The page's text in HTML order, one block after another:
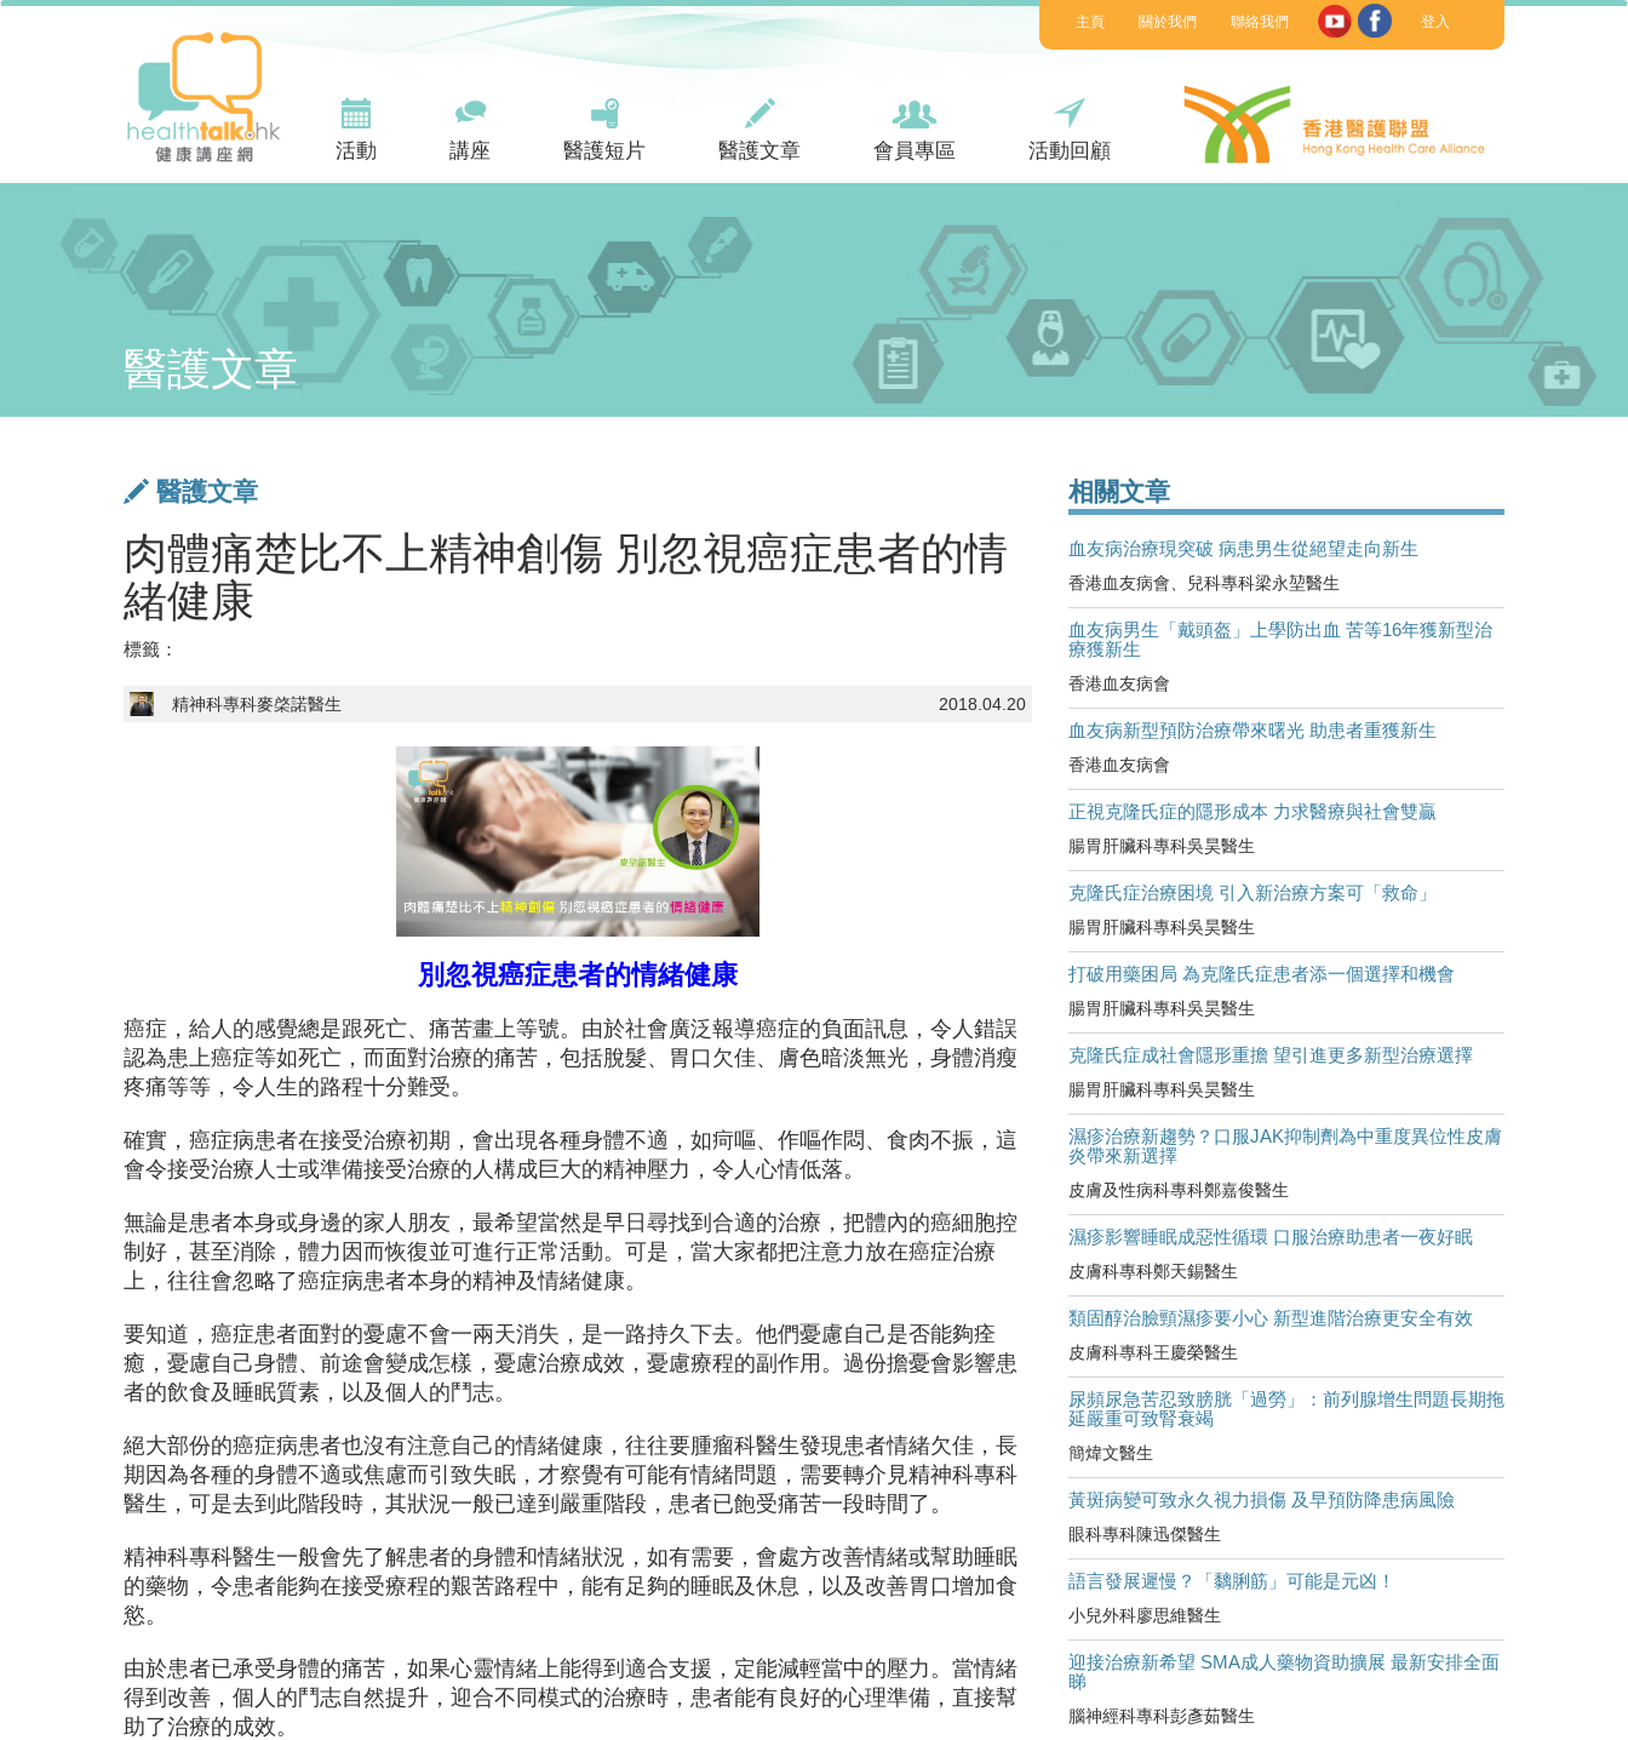
活動 講座 醫護短片 醫護文章 會員專區 活動回顧
主頁 關於我們 聯絡我們 登入
醫護文章
醫護文章
肉體痛楚比不上精神創傷 別忽視癌症患者的情
緒健康
標籤：
2018.04.20
精神科專科麥棨諾醫生
別忽視癌症患者的情緒健康
癌症，給人的感覺總是跟死亡、痛苦畫上等號。由於社會廣泛報導癌症的負面訊息，令人錯誤
認為患上癌症等如死亡，而面對治療的痛苦，包括脫髮、胃口欠佳、膚色暗淡無光，身體消瘦
疼痛等等，令人生的路程十分難受。
確實，癌症病患者在接受治療初期，會出現各種身體不適，如疴嘔、作嘔作悶、食肉不振，這
會令接受治療人士或準備接受治療的人構成巨大的精神壓力，令人心情低落。
無論是患者本身或身邊的家人朋友，最希望當然是早日尋找到合適的治療，把體內的癌細胞控
制好，甚至消除，體力因而恢復並可進行正常活動。可是，當大家都把注意力放在癌症治療
上，往往會忽略了癌症病患者本身的精神及情緒健康。
要知道，癌症患者面對的憂慮不會一兩天消失，是一路持久下去。他們憂慮自己是否能夠痊
癒，憂慮自己身體、前途會變成怎樣，憂慮治療成效，憂慮療程的副作用。過份擔憂會影響患
者的飲食及睡眠質素，以及個人的鬥志。
絕大部份的癌症病患者也沒有注意自己的情緒健康，往往要腫瘤科醫生發現患者情緒欠佳，長
期因為各種的身體不適或焦慮而引致失眠，才察覺有可能有情緒問題，需要轉介見精神科專科
醫生，可是去到此階段時， 其狀況一般已達到嚴重階段 ，患者已飽受痛苦一段時間了。
精神科專科醫生一般會先了解患者的身體和情緒狀況，如有需要，會處方改善情緒或幫助睡眠
的藥物，令患者能夠在接受療程的艱苦路程中，能有足夠的睡眠及休息，以及改善胃口增加食
慾。
由於患者已承受身體的痛苦，如果心靈情緒上能得到適合支援，定能減輕當中的壓力。當情緒
得到改善，個人的鬥志自然提升，迎合不同模式的治療時，患者能有良好的心理準備，直接幫
助了治療的成效。
相關文章
血友病治療現突破 病患男生從絕望走向新生
香港血友病會、兒科專科梁永堃醫生
血友病男生「戴頭盔」上學防出血 苦等16年獲新型治
療獲新生
香港血友病會
血友病新型預防治療帶來曙光 助患者重獲新生
香港血友病會
正視克隆氏症的隱形成本 力求醫療與社會雙贏
腸胃肝臟科專科吳昊醫生
克隆氏症治療困境 引入新治療方案可「救命」
腸胃肝臟科專科吳昊醫生
打破用藥困局 為克隆氏症患者添一個選擇和機會
腸胃肝臟科專科吳昊醫生
克隆氏症成社會隱形重擔 望引進更多新型治療選擇
腸胃肝臟科專科吳昊醫生
濕疹治療新趨勢？口服JAK抑制劑為中重度異位性皮膚
炎帶來新選擇
皮膚及性病科專科鄭嘉俊醫生
濕疹影響睡眠成惡性循環 口服治療助患者一夜好眠
皮膚科專科鄭天錫醫生
類固醇治臉頸濕疹要小心 新型進階治療更安全有效
皮膚科專科王慶榮醫生
尿頻尿急苦忍致膀胱「過勞」：前列腺增生問題長期拖
延嚴重可致腎衰竭
簡煒文醫生
黃斑病變可致永久視力損傷 及早預防降患病風險
眼科專科陳迅傑醫生
語言發展遲慢？「黐脷筋」可能是元凶！
小兒外科廖思維醫生
迎接治療新希望 SMA成人藥物資助擴展 最新安排全面
睇
腦神經科專科彭彥茹醫生